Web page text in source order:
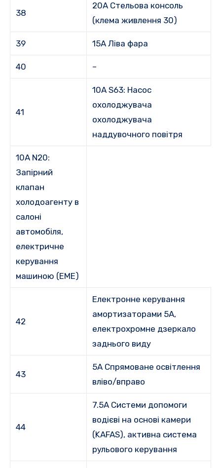
38
20A Стельова консоль
(клема живлення 30)
39 15А Ліва фара
40 –
41
10A S63: Насос
охолоджувача
охолоджувача
наддувочного повітря
10A N20:
Запірний
клапан
холодоагенту в
салоні
автомобіля,
електричне
керування
машиною (EME)
42
Електронне керування
амортизаторами 5A,
електрохромне дзеркало
заднього виду
43
5A Спрямоване освітлення
вліво/вправо
44
7.5A Системи допомоги
водієві на основі камери
(KAFAS), активна система
рульового керування